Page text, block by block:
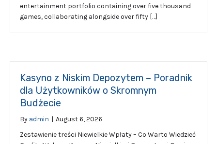
entertainment portfolio containing over five thousand
games, collaborating alongside over fifty […]
Kasyno z Niskim Depozytem – Poradnik
dla Użytkowników o Skromnym
Budżecie
By admin | August 6, 2026
Zestawienie treści Niewielkie Wpłaty – Co Warto Wiedzieć